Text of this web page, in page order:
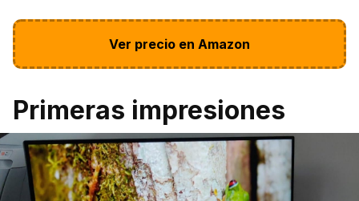
Ver precio en Amazon
Primeras impresiones